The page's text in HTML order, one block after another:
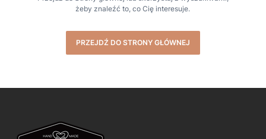
żeby znaleźć to, co Cię interesuje.
PRZEJDŹ DO STRONY GŁÓWNEJ